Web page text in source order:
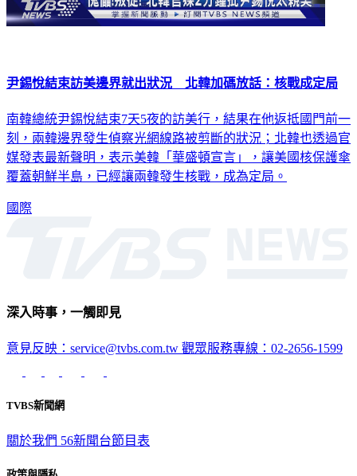
尹錫悅結束訪美邊界就出狀況 北韓加碼放話：核戰成定局
南韓總統尹錫悅結束7天5夜的訪美行，結果在他返抵國門前一
刻，兩韓邊界發生偵察光網線路被剪斷的狀況；北韓也透過官
媒發表最新聲明，表示美韓「華盛頓宣言」，讓美國核保護傘
覆蓋朝鮮半島，已經讓兩韓發生核戰，成為定局。
國際
深入時事，一觸即見
意見反映：service@tvbs.com.tw 觀眾服務專線：02-2656-1599
TVBS新聞網
關於我們 56新聞台節目表